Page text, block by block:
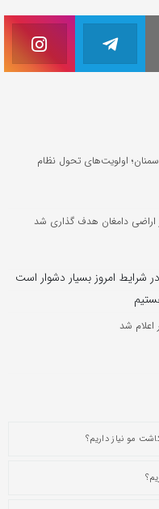
سمنان؛ اولویت‌های تحول نظام
شرایط امروز بسیار دشوار است
اعلام شد
مو نیاز داریم؟